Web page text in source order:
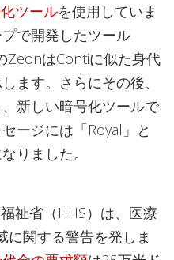
ツールを使用していま
で開発したツール
ZeonはContiに似た身代
ます。さらにその後、
新しい暗号化ツールで
ージには「Royal」と
りました。
祉省（HHS）は、医療
に関する警告を発しま